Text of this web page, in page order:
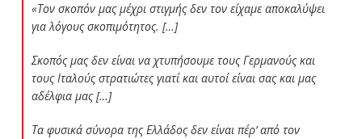
«Τον σκοπόν μας μέχρι στιγμής δεν τον είχαμε αποκαλύψει
για λόγους σκοπιμότητος. […]
Σκοπός μας δεν είναι να χτυπήσουμε τους Γερμανούς και
τους Ιταλούς στρατιώτες γιατί και αυτοί είναι σας και μας
αδέλφια μας […]
Τα φυσικά σύνορα της Ελλάδος δεν είναι πέρ’ από τον